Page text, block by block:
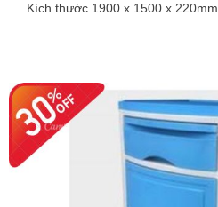
Kích thước 1900 x 1500 x 220mm